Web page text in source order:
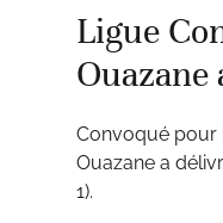
Ligue
Ouazane
Convoqué pour
Ouazane a
1).